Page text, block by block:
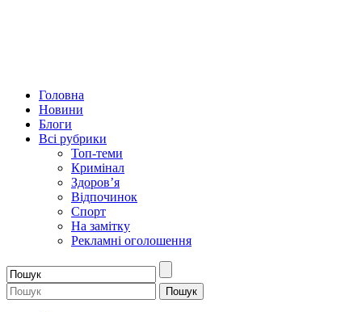
Головна
Новини
Блоги
Всі рубрики
Топ-теми
Кримінал
Здоров’я
Відпочинок
Спорт
На замітку
Рекламні оголошення